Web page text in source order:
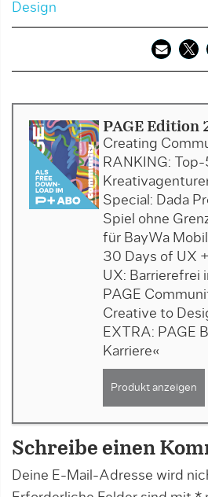
Design
PAGE Edition
Creating
RANKING:
Special: Dada
Spiel ohne
für BayWa
30 Days of UX
UX: Barrierefrei
PAGE
Creative to
EXTRA: PAGE
Karriere«
Produkt anzeigen
Schreibe einen
Deine E-Mail-Adresse wird